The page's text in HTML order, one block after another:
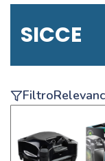
SICCE
Filtro